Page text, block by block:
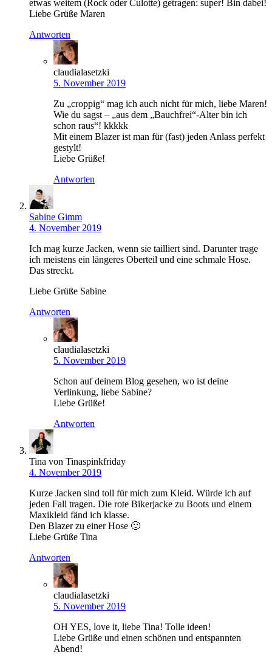
etwas weitem (Rock oder Culotte) getragen: super! Bin dabei!
Liebe Grüße Maren
Antworten
claudialasetzki
5. November 2019
Zu „croppig“ mag ich auch nicht für mich, liebe Maren!
Wie du sagst – „aus dem „Bauchfrei“-Alter bin ich
schon raus“! kkkkk
Mit einem Blazer ist man für (fast) jeden Anlass perfekt
gestylt!
Liebe Grüße!
Antworten
Sabine Gimm
4. November 2019
Ich mag kurze Jacken, wenn sie tailliert sind. Darunter trage
ich meistens ein längeres Oberteil und eine schmale Hose.
Das streckt.
Liebe Grüße Sabine
Antworten
claudialasetzki
5. November 2019
Schon auf deinem Blog gesehen, wo ist deine
Verlinkung, liebe Sabine?
Liebe Grüße!
Antworten
Tina von Tinaspinkfriday
4. November 2019
Kurze Jacken sind toll für mich zum Kleid. Würde ich auf
jeden Fall tragen. Die rote Bikerjacke zu Boots und einem
Maxikleid fänd ich klasse.
Den Blazer zu einer Hose 🙂
Liebe Grüße Tina
Antworten
claudialasetzki
5. November 2019
OH YES, love it, liebe Tina! Tolle ideen!
Liebe Grüße und einen schönen und entspannten
Abend!